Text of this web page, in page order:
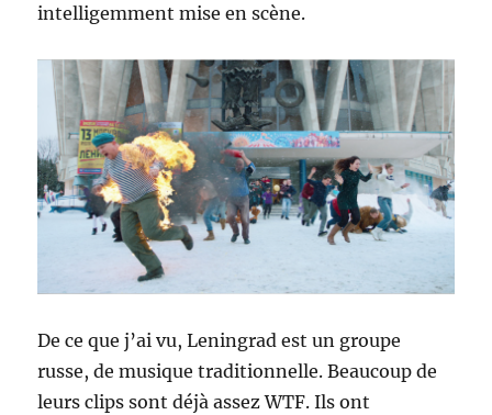
intelligemment mise en scène.
De ce que j’ai vu, Leningrad est un groupe
russe, de musique traditionnelle. Beaucoup de
leurs clips sont déjà assez WTF. Ils ont